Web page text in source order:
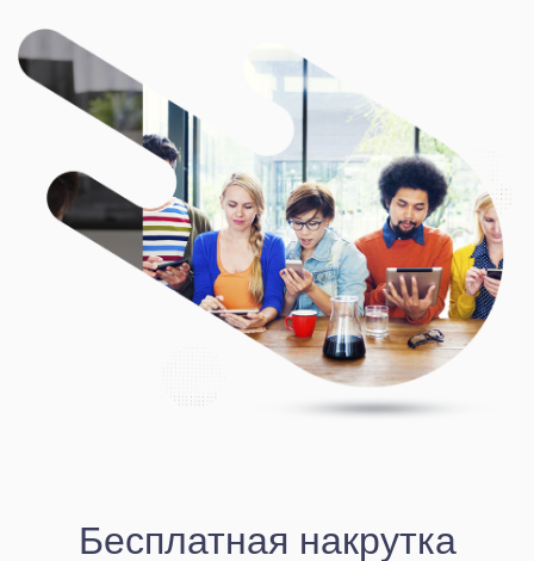
Бесплатная накрутка